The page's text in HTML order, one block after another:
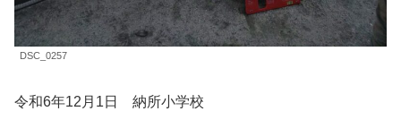
DSC_0257
令和6年12月1日 納所小学校